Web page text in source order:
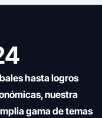
hasta logros
nuestra
gama de temas